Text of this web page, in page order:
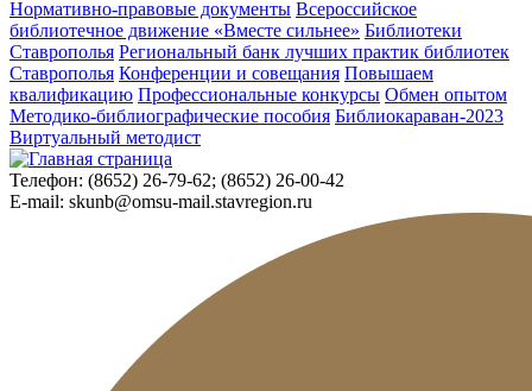
Нормативно-правовые документы Всероссийское
библиотечное движение «Вместе сильнее» Библиотеки
Ставрополья Региональный банк лучших практик библиотек
Ставрополья Конференции и совещания Повышаем
квалификацию Профессиональные конкурсы Обмен опытом
Методико-библиографические пособия Библиокараван-2023
Виртуальный методист
Телефон: (8652) 26-79-62; (8652) 26-00-42
E-mail: skunb@omsu-mail.stavregion.ru